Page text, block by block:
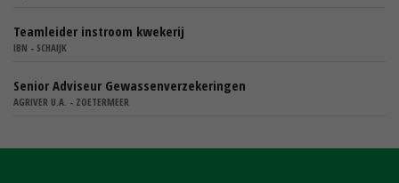
Teamleider instroom kwekerij
IBN - SCHAIJK
Senior Adviseur Gewassenverzekeringen
AGRIVER U.A. - ZOETERMEER